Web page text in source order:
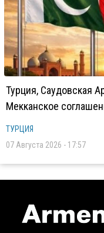
Турция, Саудовская
Мекканское
ТУРЦИЯ
07 Августа 2026 - 17:57